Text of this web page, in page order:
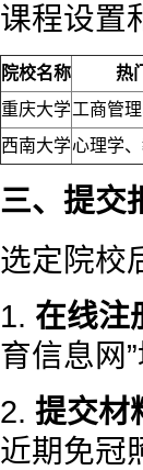
课程设置
院校名称 热
重庆大学工商管
西南大学心理学
三、提交
选定院校
1. 在线注
育信息网
2. 提交材
近期免冠